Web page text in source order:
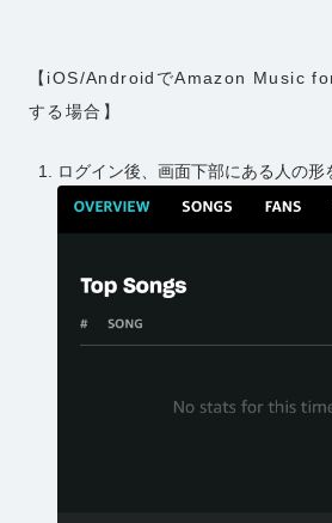
【iOS/AndroidでAmazon Music
する場合】
ログイン後、画面下部にある人の